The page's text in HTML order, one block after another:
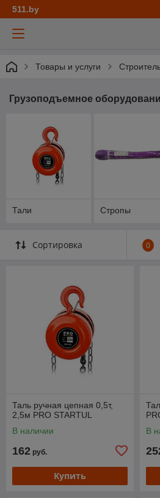
511.by
Товары и услуги
Грузоподъемное
Тали Стропы
Сортировка 0
Таль ручная цепная 0,5т,
2,5м PRO STARTUL
В наличии
162 руб.
Купить
В